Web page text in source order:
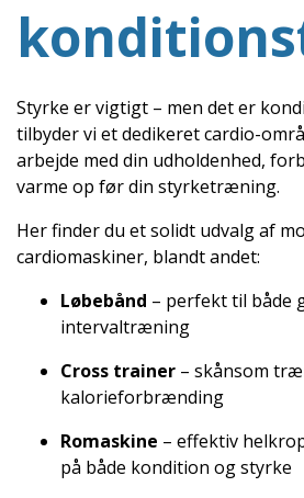
Styrke er vigtigt – men det er
tilbyder vi et dedikeret cardio-
arbejde med din udholdenhed,
varme op før din styrketræning.
Her finder du et solidt udvalg af
cardiomaskiner, blandt andet:
Løbebånd – perfekt til både
intervaltræning
Cross trainer – skånsom
kalorieforbrænding
Romaskine – effektiv
på både kondition og styrke